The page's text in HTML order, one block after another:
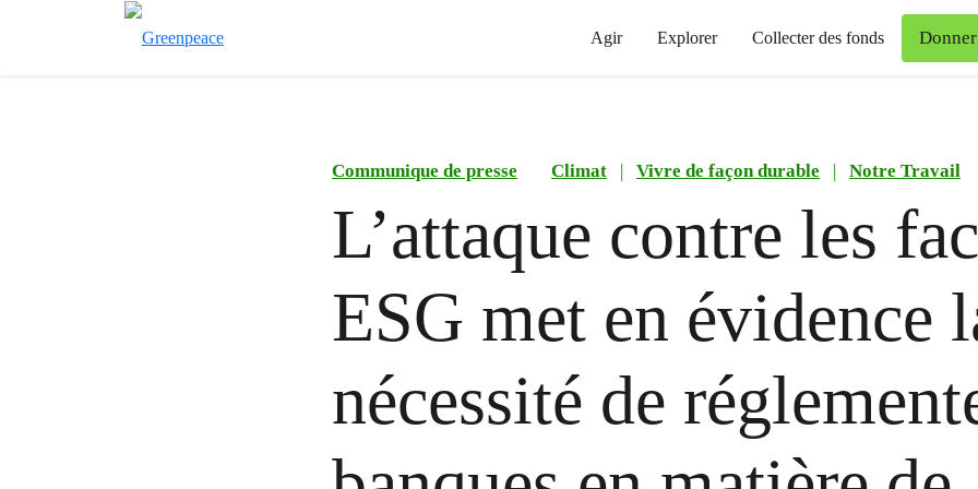
Agir Explorer Collecter des fonds Donner
Communique de presse Climat | Vivre de façon durable | Notre Travail
L’attaque contre les
ESG met en évidence
nécessité de